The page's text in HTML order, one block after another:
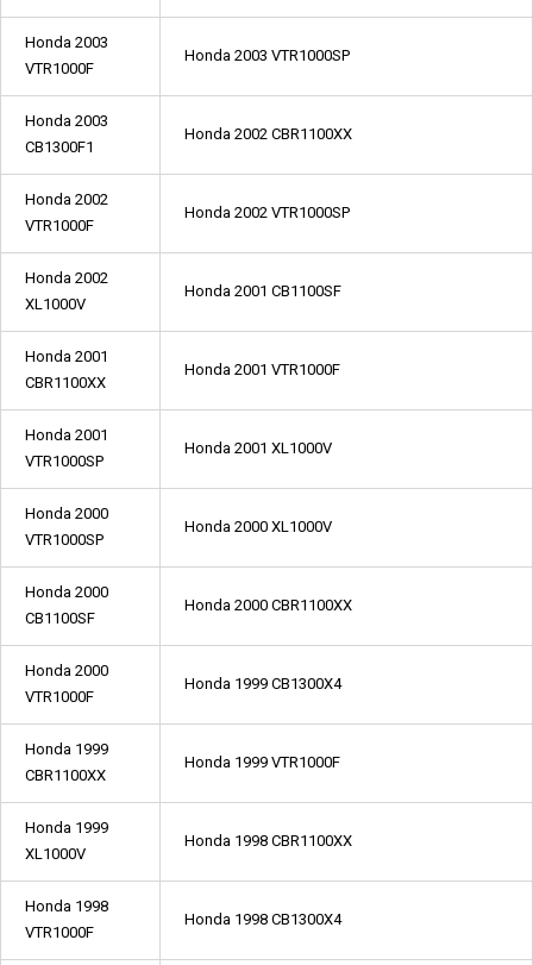
Honda 2003
VTR1000F
Honda 2003 VTR1000SP
Honda 2003
CB1300F1
Honda 2002 CBR1100XX
Honda 2002
VTR1000F
Honda 2002 VTR1000SP
Honda 2002
XL1000V
Honda 2001 CB1100SF
Honda 2001
CBR1100XX
Honda 2001 VTR1000F
Honda 2001
VTR1000SP
Honda 2001 XL1000V
Honda 2000
VTR1000SP
Honda 2000 XL1000V
Honda 2000
CB1100SF
Honda 2000 CBR1100XX
Honda 2000
VTR1000F
Honda 1999 CB1300X4
Honda 1999
CBR1100XX
Honda 1999 VTR1000F
Honda 1999
XL1000V
Honda 1998 CBR1100XX
Honda 1998
VTR1000F
Honda 1998 CB1300X4